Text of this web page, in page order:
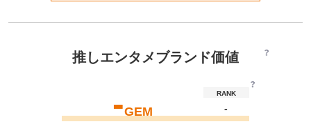
推しエンタメブランド価値
-GEM
RANK
-